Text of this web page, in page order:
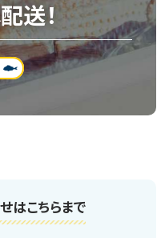
送！
はこちらまで